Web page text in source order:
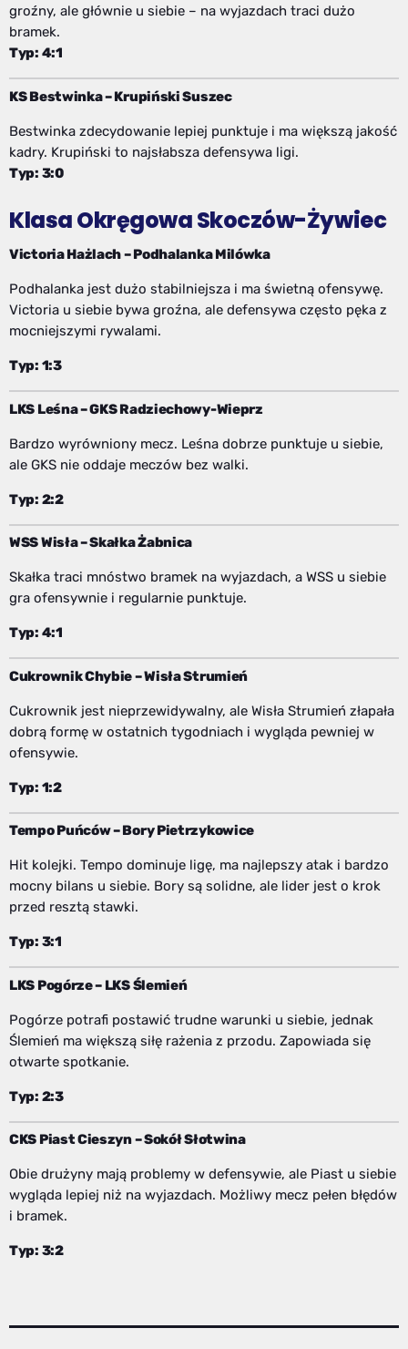
groźny, ale głównie u siebie – na wyjazdach traci dużo
bramek.
Typ: 4:1
KS Bestwinka – Krupiński Suszec
Bestwinka zdecydowanie lepiej punktuje i ma większą jakość
kadry. Krupiński to najsłabsza defensywa ligi.
Typ: 3:0
Klasa Okręgowa Skoczów-Żywiec
Victoria Hażlach – Podhalanka Milówka
Podhalanka jest dużo stabilniejsza i ma świetną ofensywę.
Victoria u siebie bywa groźna, ale defensywa często pęka z
mocniejszymi rywalami.
Typ: 1:3
LKS Leśna – GKS Radziechowy-Wieprz
Bardzo wyrówniony mecz. Leśna dobrze punktuje u siebie,
ale GKS nie oddaje meczów bez walki.
Typ: 2:2
WSS Wisła – Skałka Żabnica
Skałka traci mnóstwo bramek na wyjazdach, a WSS u siebie
gra ofensywnie i regularnie punktuje.
Typ: 4:1
Cukrownik Chybie – Wisła Strumień
Cukrownik jest nieprzewidywalny, ale Wisła Strumień złapała
dobrą formę w ostatnich tygodniach i wygląda pewniej w
ofensywie.
Typ: 1:2
Tempo Puńców – Bory Pietrzykowice
Hit kolejki. Tempo dominuje ligę, ma najlepszy atak i bardzo
mocny bilans u siebie. Bory są solidne, ale lider jest o krok
przed resztą stawki.
Typ: 3:1
LKS Pogórze – LKS Ślemień
Pogórze potrafi postawić trudne warunki u siebie, jednak
Ślemień ma większą siłę rażenia z przodu. Zapowiada się
otwarte spotkanie.
Typ: 2:3
CKS Piast Cieszyn – Sokół Słotwina
Obie drużyny mają problemy w defensywie, ale Piast u siebie
wygląda lepiej niż na wyjazdach. Możliwy mecz pełen błędów
i bramek.
Typ: 3:2